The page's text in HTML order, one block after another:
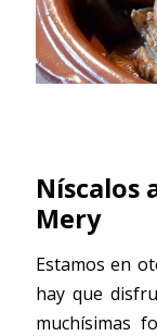
Níscalos
Mery
Estamos en
hay que
muchísimas